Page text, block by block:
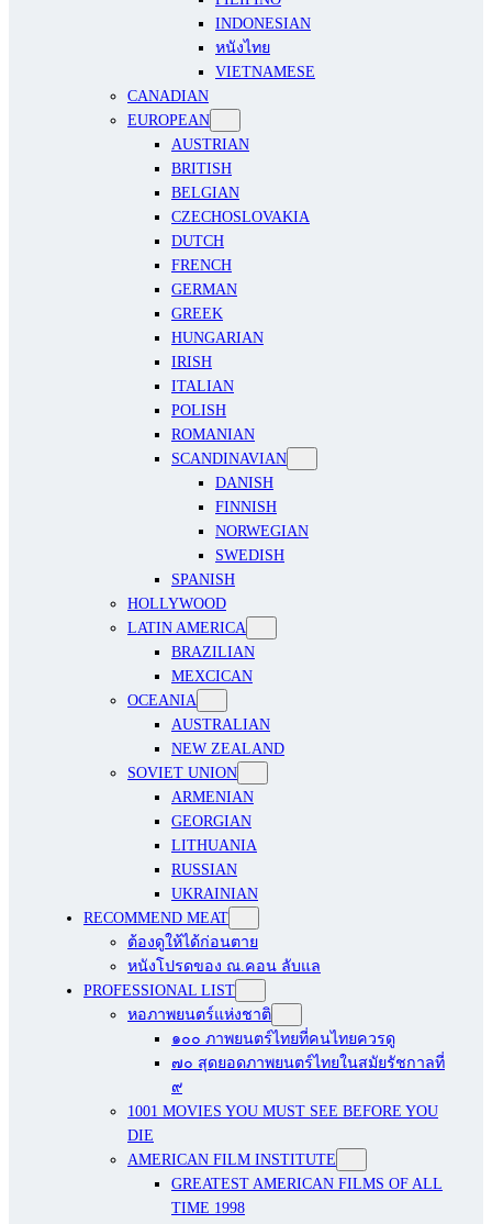
INDONESIAN
หนังไทย
VIETNAMESE
CANADIAN
EUROPEAN
AUSTRIAN
BRITISH
BELGIAN
CZECHOSLOVAKIA
DUTCH
FRENCH
GERMAN
GREEK
HUNGARIAN
IRISH
ITALIAN
POLISH
ROMANIAN
SCANDINAVIAN
DANISH
FINNISH
NORWEGIAN
SWEDISH
SPANISH
HOLLYWOOD
LATIN AMERICA
BRAZILIAN
MEXCICAN
OCEANIA
AUSTRALIAN
NEW ZEALAND
SOVIET UNION
ARMENIAN
GEORGIAN
LITHUANIA
RUSSIAN
UKRAINIAN
RECOMMEND MEAT
ต้องดูให้ได้ก่อนตาย
หนังโปรดของ ณ.คอน ลับแล
PROFESSIONAL LIST
หอภาพยนตร์แห่งชาติ
๑๐๐ ภาพยนตร์ไทยที่คนไทยควรดู
๗๐ สุดยอดภาพยนตร์ไทยในสมัยรัชกาลที่
๙
1001 MOVIES YOU MUST SEE BEFORE YOU
DIE
AMERICAN FILM INSTITUTE
GREATEST AMERICAN FILMS OF ALL
TIME 1998